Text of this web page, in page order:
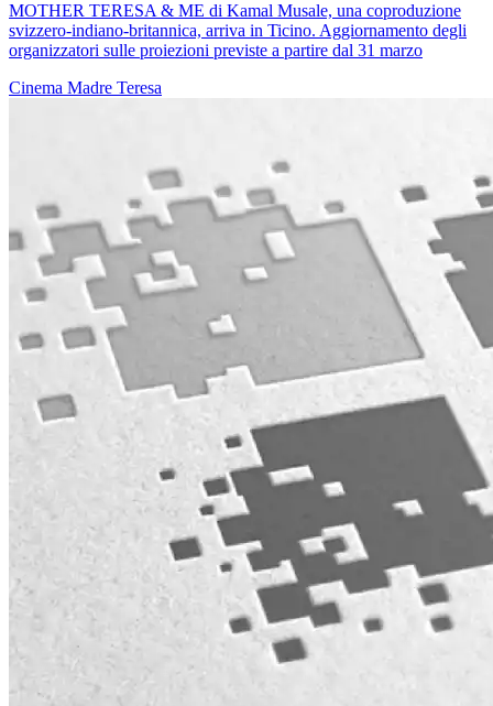
MOTHER TERESA & ME di Kamal Musale, una coproduzione
svizzero-indiano-britannica, arriva in Ticino. Aggiornamento degli
organizzatori sulle proiezioni previste a partire dal 31 marzo
Cinema Madre Teresa